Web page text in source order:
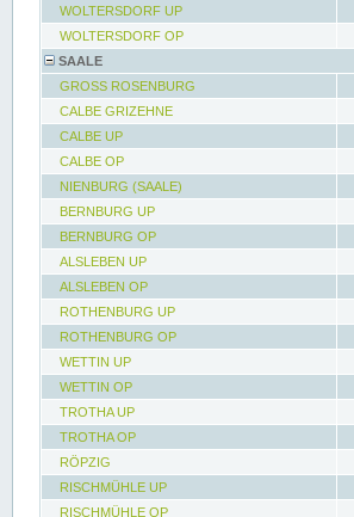
WOLTERSDORF UP
WOLTERSDORF OP
SAALE
GROSS ROSENBURG
CALBE GRIZEHNE
CALBE UP
CALBE OP
NIENBURG (SAALE)
BERNBURG UP
BERNBURG OP
ALSLEBEN UP
ALSLEBEN OP
ROTHENBURG UP
ROTHENBURG OP
WETTIN UP
WETTIN OP
TROTHA UP
TROTHA OP
RÖPZIG
RISCHMÜHLE UP
RISCHMÜHLE OP